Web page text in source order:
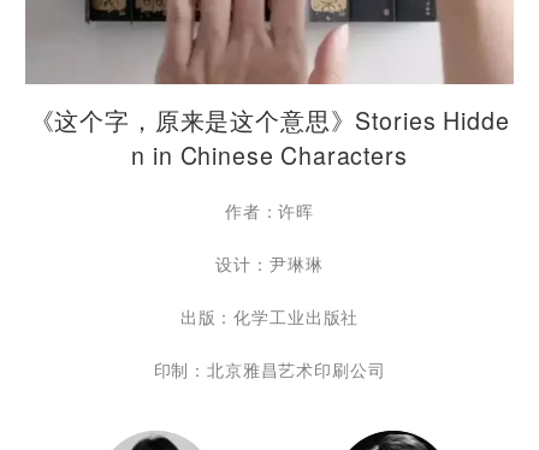
《这个字，原来是这个意思》Stories Hidde
n in Chinese Characters
作者：许晖
设计：尹琳琳
出版：化学工业出版社
印制：北京雅昌艺术印刷公司